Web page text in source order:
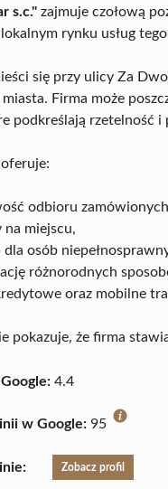
s.c." zajmuje czołową
rynku usług
się przy ulicy Za
Firma może
podkreślają rzetelność i
oferuje:
odbioru
na miejscu,
dla osób
różnorodnych
oraz mobilne
pokazuje, że firma
4.4
w Google: 95
Zobacz profil